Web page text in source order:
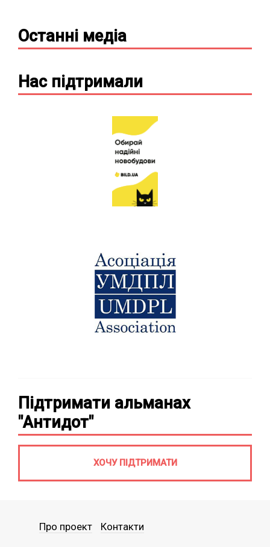
Останні медіа
Нас підтримали
Підтримати альманах
"Антидот"
ХОЧУ ПІДТРИМАТИ
Про проект Контакти